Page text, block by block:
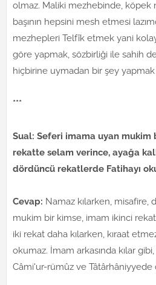
olmaz. Maliki mezhebinde, köpek
başının hepsini mesh etmesi
mezhepleri Telfîk etmek yani
göre yapmak, sözbirliği ile sahih
hiçbirine uymadan bir şey yapmak
***
Sual: Seferi imama uyan mukim
rekatte selam verince, ayağa
dördüncü rekatlerde Fatihayı
Cevap: Namaz kılarken, misafire,
mukim bir kimse, imam ikinci
iki rekat daha kılarken, kıraat
okumaz. İmam arkasında kılar
Câmi'ur-rümûz ve Tâtârhâniyyede